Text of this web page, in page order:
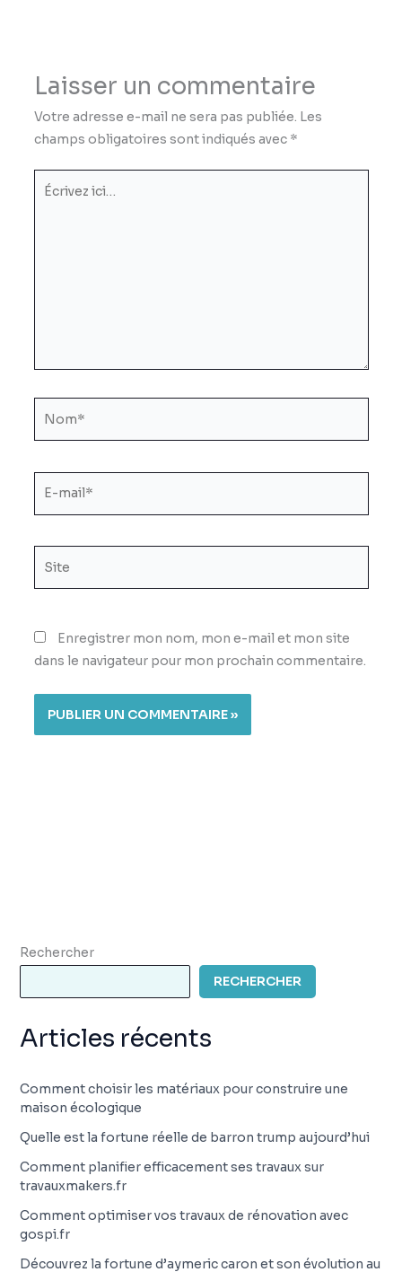
Laisser un commentaire
Votre adresse e-mail ne sera pas publiée. Les
champs obligatoires sont indiqués avec *
Écrivez
Enregistrer mon nom, mon e-mail et mon site
dans le navigateur pour mon prochain commentaire.
Rechercher
RECHERCHER
Articles récents
Comment choisir les matériaux pour construire une
maison écologique
Quelle est la fortune réelle de barron trump aujourd’hui
Comment planifier efficacement ses travaux sur
travauxmakers.fr
Comment optimiser vos travaux de rénovation avec
gospi.fr
Découvrez la fortune d’aymeric caron et son évolution au